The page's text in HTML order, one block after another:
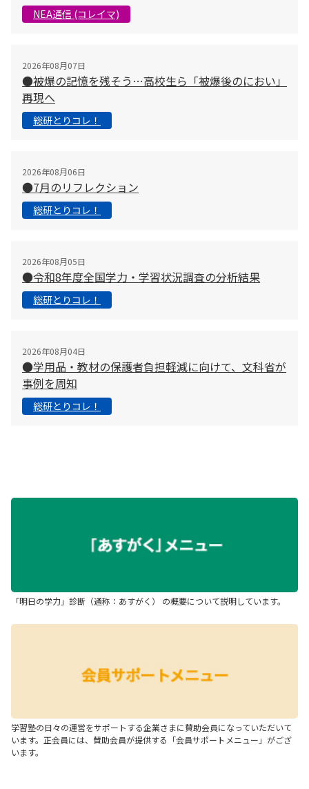
NEA通信 (コレイマ)
2026年08月07日
●被爆の記憶を残そう…高校生ら「被爆後のにおい」
再現へ
総研とりコレ！
2026年08月06日
●7月のリフレクション
総研とりコレ！
2026年08月05日
●令和8年度全国学力・学習状況調査の分析結果
総研とりコレ！
2026年08月04日
●学用品・教材の保護者負担軽減に向けて、文科省が
事例を周知
総研とりコレ！
「明日の学力」診断（通称：あすがく） の概要について説明しています。
学習塾の日々の運営をサポートする企業さまに賛助会員になっていただいて
います。正会員には、賛助会員が提供する「会員サポートメニュー」がござ
います。